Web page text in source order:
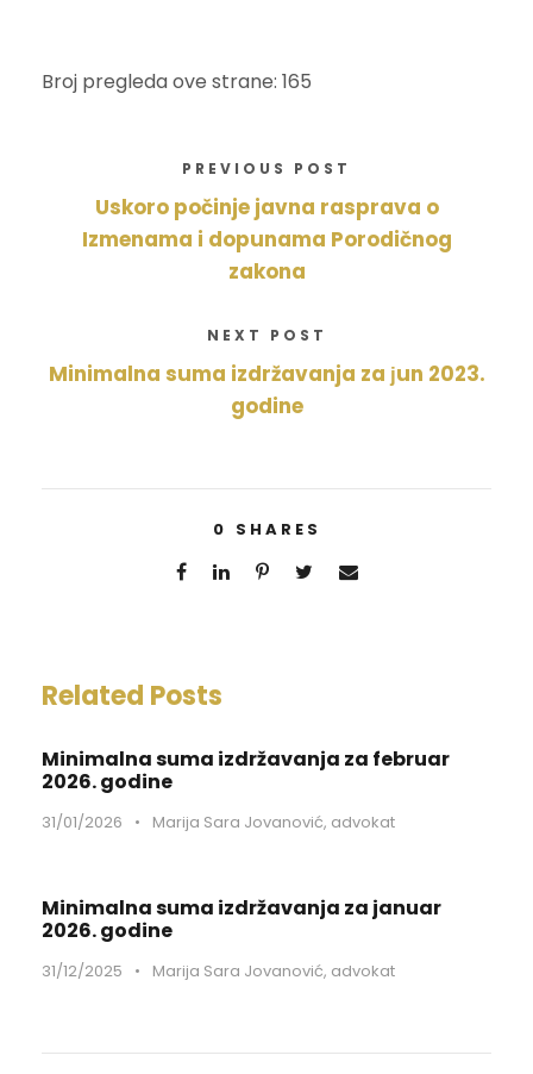
Broj pregleda ove strane: 165
PREVIOUS POST
Uskoro počinje javna rasprava o
Izmenama i dopunama Porodičnog
zakona
NEXT POST
Minimalna suma izdržavanja za јun 2023.
godine
0 SHARES
Related Posts
Minimalna suma izdržavanja za februar
2026. godine
31/01/2026 • Marija Sara Jovanović, advokat
Minimalna suma izdržavanja za januar
2026. godine
31/12/2025 • Marija Sara Jovanović, advokat